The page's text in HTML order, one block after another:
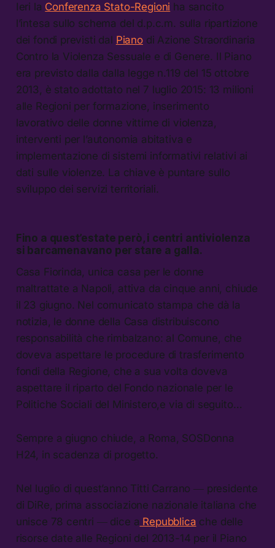
Ieri la Conferenza Stato-Regioni ha sancito
l’intesa sullo schema del d.p.c.m. sulla ripartizione
dei fondi previsti dal Pianodi Azione Straordinaria
Contro la Violenza Sessuale e di Genere. Il Piano
era previsto dalla dalla legge n.119 del 15 ottobre
2013, è stato adottato nel 7 luglio 2015: 13 milioni
alle Regioni per formazione, inserimento
lavorativo delle donne vittime di violenza,
interventi per l’autonomia abitativa e
implementazione di sistemi informativi relativi ai
dati sulle violenze. La chiave è puntare sullo
sviluppo dei servizi territoriali.
Fino a quest’estate però, i centri antiviolenza
si barcamenavano per stare a galla.
Casa Fiorinda, unica casa per le donne
maltrattate a Napoli, attiva da cinque anni, chiude
il 23 giugno. Nel comunicato stampa che dà la
notizia, le donne della Casa distribuiscono
responsabilità che rimbalzano: al Comune, che
doveva aspettare le procedure di trasferimento
fondi della Regione, che a sua volta doveva
aspettare il riparto del Fondo nazionale per le
Politiche Sociali del Ministero,e via di seguito…
Sempre a giugno chiude, a Roma, SOSDonna
H24, in scadenza di progetto.
Nel luglio di quest’anno Titti Carrano ― presidente
di DiRe, prima associazione nazionale italiana che
unisce 78 centri ― dice a Repubblica che delle
risorse date alle Regioni del 2013-14 per il Piano